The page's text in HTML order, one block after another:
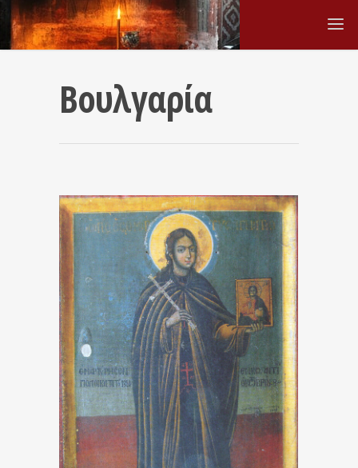
Βουλγαρία